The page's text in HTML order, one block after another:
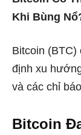
Khi Bùng
Bitcoin (BTC)
định xu
và các chỉ
Bitcoin